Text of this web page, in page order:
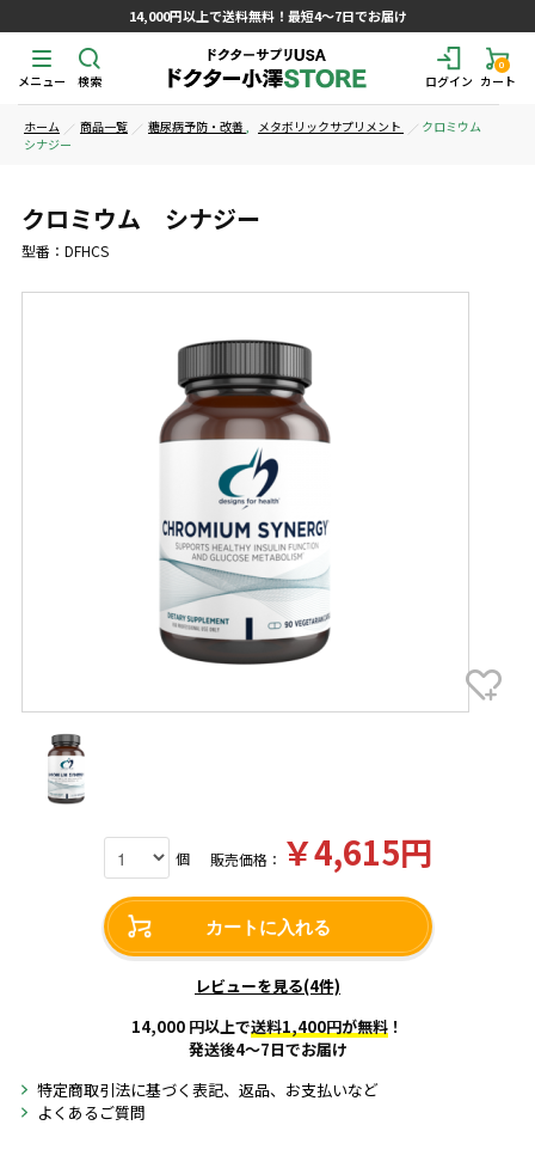
14,000円以上で送料無料！最短4～7日でお届け
ログイン
0
カート
検索
メニュー
ホーム 商品一覧 糖尿病予防・改善 , メタボリックサプリメント
クロミウム
シナジー
クロミウム シナジー
型番：DFHCS
個 販売価格： ￥4,615円
カートに入れる
レビューを見る(4件)
14,000 円以上で送料1,400円が無料 ！
発送後4～7日でお届け
特定商取引法に基づく表記、返品、お支払いなど
よくあるご質問